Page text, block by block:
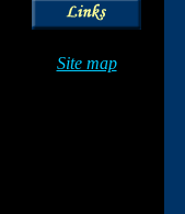
Site map